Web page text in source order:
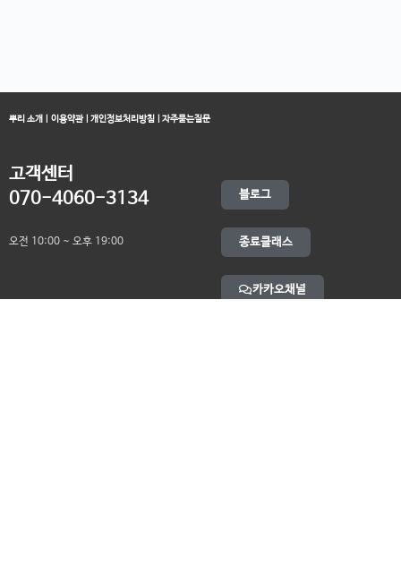
뿌리 소개 이용약관 개인정보처리방침 자주묻는질문
고객센터
070-4060-3134
오전 10:00 ~ 오후 19:00
블로그
종료클래스
카카오채널